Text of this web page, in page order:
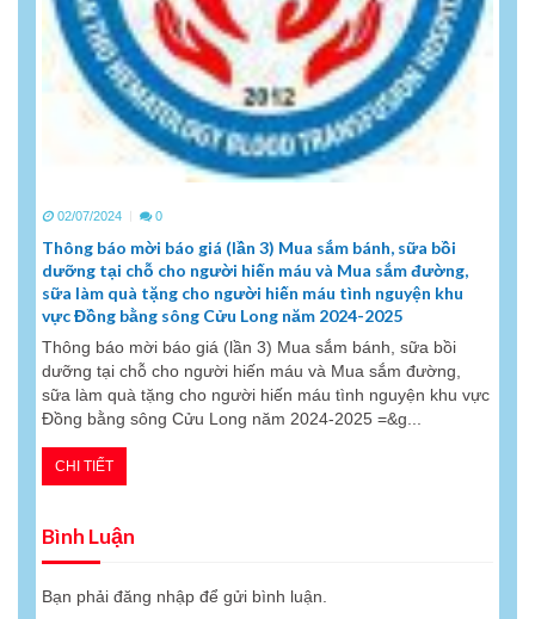
02/07/2024 0
Thông báo mời báo giá (lần 3) Mua sắm bánh, sữa bồi
dưỡng tại chỗ cho người hiến máu và Mua sắm đường,
sữa làm quà tặng cho người hiến máu tình nguyện khu
vực Đồng bằng sông Cửu Long năm 2024-2025
Thông báo mời báo giá (lần 3) Mua sắm bánh, sữa bồi
dưỡng tại chỗ cho người hiến máu và Mua sắm đường,
sữa làm quà tặng cho người hiến máu tình nguyện khu vực
Đồng bằng sông Cửu Long năm 2024-2025 =&g...
CHI TIẾT
Bình Luận
Bạn phải đăng nhập để gửi bình luận.